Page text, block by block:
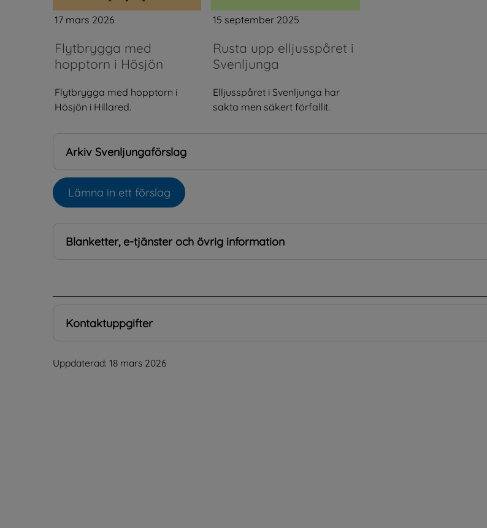
17 mars 2026
Flytbrygga med
hopptorn i Hösjön
Flytbrygga med hopptorn i
Hösjön i Hillared.
15 september 2025
Rusta upp elljusspåret i
Svenljunga
Elljusspåret i Svenljunga har
sakta men säkert förfallit.
Arkiv Svenljungaförslag
Lämna in ett förslagÖppnas i nytt fönster.
Blanketter, e-tjänster och övrig information
Kontaktuppgifter
Uppdaterad: 18 mars 2026